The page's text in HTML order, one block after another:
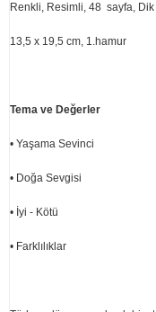
Renkli, Resimli, 48 sayfa, Dik
13,5 x 19,5 cm, 1.hamur
Tema ve Değerler
• Yaşama Sevinci
• Doğa Sevgisi
• İyi - Kötü
• Farklılıklar